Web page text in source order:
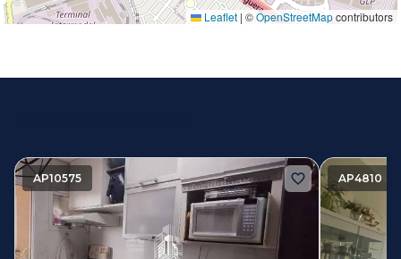
Leaflet | ©OpenStreetMapcontributors
AP10575 AP4810